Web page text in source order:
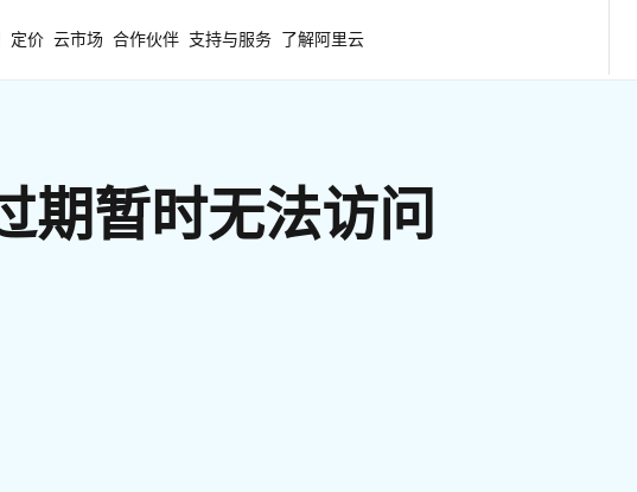
定价 云市场 合作伙伴 支持与服务 了解阿里云
期暂时无法访问